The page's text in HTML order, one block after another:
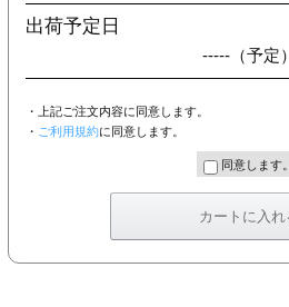
リーブ
出荷予定日
-----（予定）
・上記ご注文内容に同意します。
・ ご利用規約に同意します。
同意します。